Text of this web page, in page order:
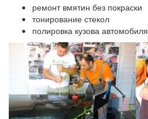
ремонт вмятин без покраски
тонирование стекол
полировка кузова автомобиля